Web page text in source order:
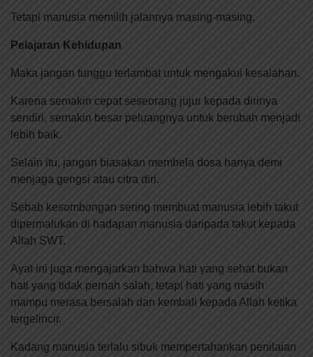
Tetapi manusia memilih jalannya masing-masing.
Pelajaran Kehidupan
Maka jangan tunggu terlambat untuk mengakui kesalahan.
Karena semakin cepat seseorang jujur kepada dirinya
sendiri, semakin besar peluangnya untuk berubah menjadi
lebih baik.
Selain itu, jangan biasakan membela dosa hanya demi
menjaga gengsi atau citra diri.
Sebab kesombongan sering membuat manusia lebih takut
dipermalukan di hadapan manusia daripada takut kepada
Allah SWT.
Ayat ini juga mengajarkan bahwa hati yang sehat bukan
hati yang tidak pernah salah, tetapi hati yang masih
mampu merasa bersalah dan kembali kepada Allah ketika
tergelincir.
Kadang manusia terlalu sibuk mempertahankan penilaian